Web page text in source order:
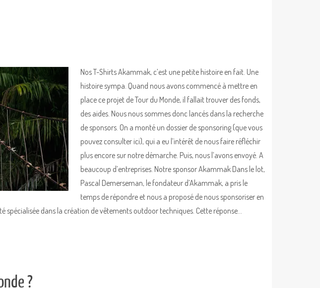
Nos T-Shirts Akammak, c’est une petite histoire en fait. Une
histoire sympa. Quand nous avons commencé à mettre en
place ce projet de Tour du Monde, il fallait trouver des fonds,
des aides. Nous nous sommes donc lancés dans la recherche
de sponsors. On a monté un dossier de sponsoring (que vous
pouvez consulter ici), qui a eu l’intérêt de nous faire réfléchir
plus encore sur notre démarche. Puis, nous l’avons envoyé. A
beaucoup d’entreprises. Notre sponsor Akammak Dans le lot,
Pascal Demerseman, le fondateur d’Akammak, a pris le
temps de répondre et nous a proposé de nous sponsoriser en
dans la création de vêtements outdoor techniques. Cette réponse…
?